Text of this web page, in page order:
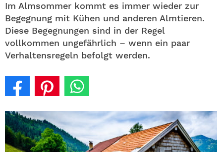
Im Almsommer kommt es immer wieder zur
Begegnung mit Kühen und anderen Almtieren.
Diese Begegnungen sind in der Regel
vollkommen ungefährlich – wenn ein paar
Verhaltensregeln befolgt werden.